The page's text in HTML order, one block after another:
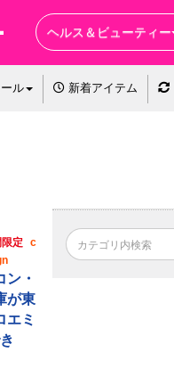
ヘルス＆ビューティー
ル 新着アイテム
定 c
ン・
が東
エミ